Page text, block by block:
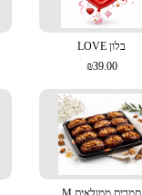
בלון LOVE
₪39.00